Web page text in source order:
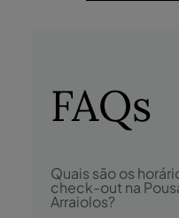
FAQs
Quais são os
check-out na
Arraiolos?